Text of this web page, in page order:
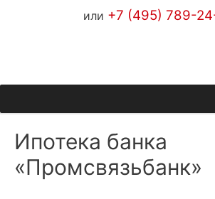
или +7 (495) 789-
Ипотека банка
«Промсвязьбанк»